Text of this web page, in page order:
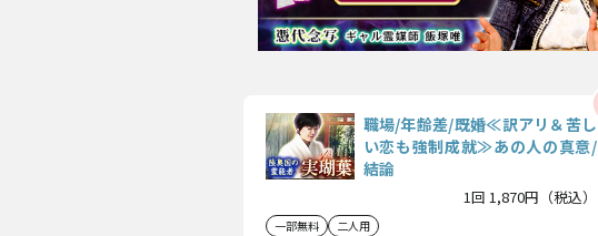
職場/年齢差/既婚≪訳アリ＆苦し
い恋も強制成就≫あの人の真意/
結論
1回 1,870円（税込）
一部無料 二人用